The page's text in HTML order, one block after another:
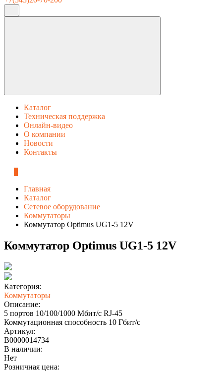
Каталог
Техническая поддержка
Онлайн-видео
О компании
Новости
Контакты
Главная
Каталог
Сетевое оборудование
Коммутаторы
Коммутатор Optimus UG1-5 12V
Коммутатор Optimus UG1-5 12V
Категория:
Коммутаторы
Описание:
5 портов 10/100/1000 Мбит/с RJ-45
Коммутационная способность 10 Гбит/с
Артикул:
В0000014734
В наличии:
Нет
Розничная цена: